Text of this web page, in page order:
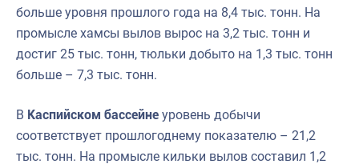
больше уровня прошлого года на 8,4 тыс. тонн. На
промысле хамсы вылов вырос на 3,2 тыс. тонн и
достиг 25 тыс. тонн, тюльки добыто на 1,3 тыс. тонн
больше – 7,3 тыс. тонн.
В Каспийском бассейне уровень добычи
соответствует прошлогоднему показателю – 21,2
тыс. тонн. На промысле кильки вылов составил 1,2